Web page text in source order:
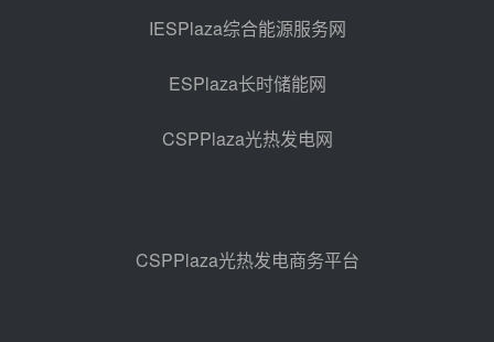
光热示范电站二列蒸汽发生器设备
亚核阀业中标天山北麓100MW光
热发电工程EPC总承包项目熔盐截
止阀、熔盐三偏心蝶阀采购
08-05 17:15
包项目熔盐介质超声波流量计采购
08-05 17:09
IESPlaza综合能源服务网
ESPlaza长时储能网
CSPPlaza光热发电网
CSPPlaza光热发电商务平台